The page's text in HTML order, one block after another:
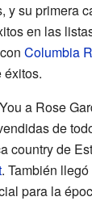
y su primera
en las
Columbia
éxitos.
a Rose
de
country de
. También
para la